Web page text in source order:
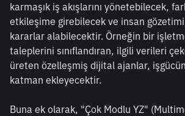
karmaşık iş akışlarını yönetebilecek,
etkileşime girebilecek ve insan
kararlar alabilecektir. Örneğin bir
taleplerini sınıflandıran, ilgili verileri
üreten özelleşmiş dijital ajanlar,
katman ekleyecektir.
Buna ek olarak, "Çok Modlu YZ"